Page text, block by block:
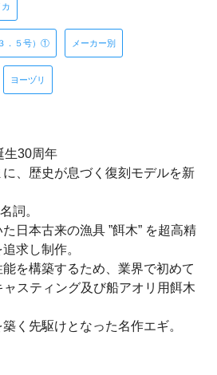
．５号）① メーカー別
ヨーヅリ
生30周年
、歴史が息づく復刻モデルを新
詞。
日本古来の漁具 ”餌木” を超高精
求し制作。
能を構築するため、業界で初めて
スティング及び船アオリ用餌木
く先駆けとなった名作エギ。